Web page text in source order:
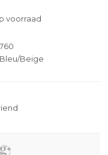
voorraad
Bleu/Beige